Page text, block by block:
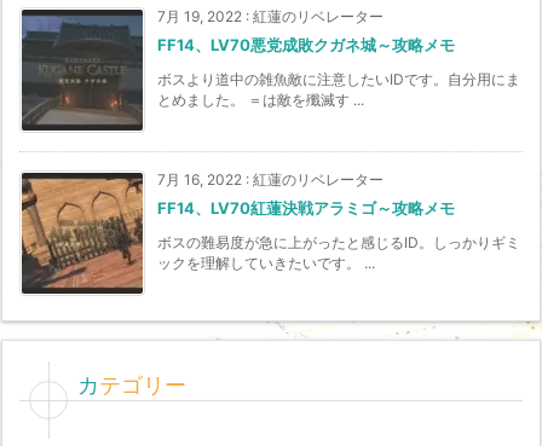
7月 19, 2022 : 紅蓮のリベレーター
FF14、LV70悪党成敗クガネ城～攻略メモ
ボスより道中の雑魚敵に注意したいIDです。自分用にま
とめました。 ＝は敵を殲滅す ...
7月 16, 2022 : 紅蓮のリベレーター
FF14、LV70紅蓮決戦アラミゴ～攻略メモ
ボスの難易度が急に上がったと感じるID。しっかりギミ
ックを理解していきたいです。 ...
カテゴリー